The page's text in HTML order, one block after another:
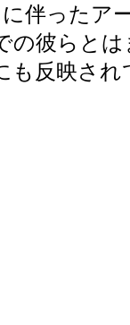
伴ったア
の彼らと
も反映さ